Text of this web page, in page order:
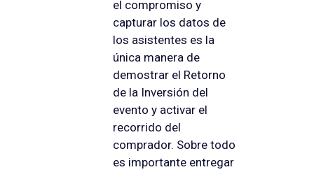
el compromiso y
capturar los datos de
los asistentes es la
única manera de
demostrar el Retorno
de la Inversión del
evento y activar el
recorrido del
comprador. Sobre todo
es importante entregar